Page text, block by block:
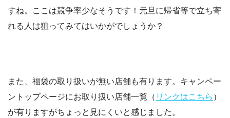
すね。ここは競争率少なそうです！元旦に帰省等で立ち寄
れる人は狙ってみてはいかがでしょうか？
また、福袋の取り扱いが無い店舗も有ります。キャンペー
ントップページにお取り扱い店舗一覧（ リンクはこちら ）
が有りますがちょっと見にくいと感じました。